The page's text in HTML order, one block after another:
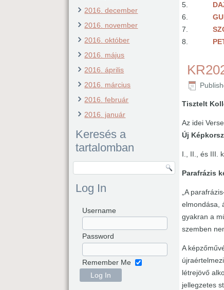
2016. december
2016. november
2016. október
2016. május
2016. április
2016. március
2016. február
2016. január
Keresés a
tartalomban
Log In
Username
Password
Remember Me
5.
6.
7.
8.
Tisztelt
Az idei
Új
I., II., és III.
Parafrázis
„A
elmondása,
gyakran a
szemben
A
létrejövő
jellegzetes